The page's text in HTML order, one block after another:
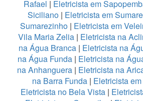
Rafael | Eletricista em
Siciliano | Eletricista em Sumare
Sumarezinho| Eletricista em
Vila Maria Zelia| Eletricista na
na Água Branca | Eletricista na
na Água Funda| Eletricista na
na Anhanguera| Eletricista na
na Barra Funda | Eletricista
Eletricista no Bela Vista |